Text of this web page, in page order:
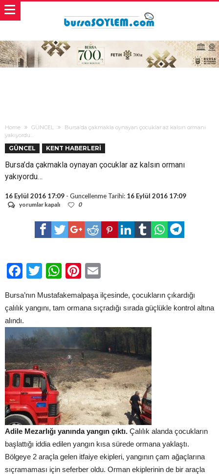
Home GÜNCEL
Bursa’da çakmakla oynayan çocuklar az kalsın ormanı
yakıyordu…
GÜNCEL KENT HABERLERİ
Bursa’da çakmakla oynayan çocuklar az kalsın ormanı
yakıyordu…
16 Eylül 2016 17:09 - Guncellenme Tarihi: 16 Eylül 2016 17:09
Bursa’da
oynayan
çocuklar
için
yorumlar kapalı 0
Facebook
TwitterWhatsApp
Pinterest
Bursa’nın Mustafakemalpaşa ilçesinde, çocukların çıkardığı
çalılık yangını, tam ormana sıçradığı sırada güçlükle kontrol altına
alındı.
Adile Mezarlığı yanında yangın çıktı. Çalılık alanda çocukların
başlattığı iddia edilen yangın kısa sürede ormana yaklaştı.
Bölgeye 2 araçla gelen itfaiye ekipleri, yangının çam ağaçlarına
sıçramaması için seferber oldu. Orman ekiplerinin de bir araçla